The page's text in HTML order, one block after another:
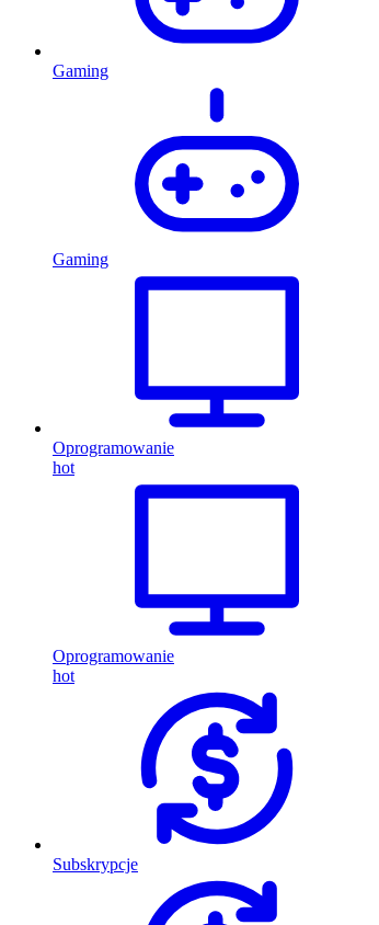
Gaming
Gaming
Oprogramowanie
hot
Oprogramowanie
hot
Subskrypcje